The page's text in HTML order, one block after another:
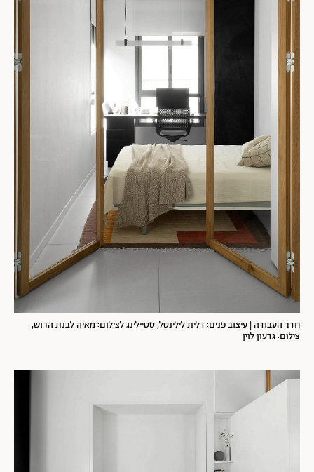
חדר העבודה | עיצוב פנים: דלית לילינטל, סטיילינג לצילום: מאיה לבנת הרוש,
צילום: גדעון לוין